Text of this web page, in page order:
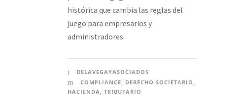
histórica que cambia las reglas del
juego para empresarios y
administradores.
DELAVEGAYASOCIADOS
COMPLIANCE, DERECHO SOCIETARIO ,
HACIENDA, TRIBUTARIO